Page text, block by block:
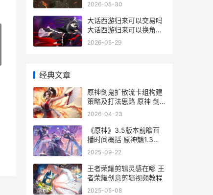
2026-05-30
大话西游归来可以交易吗
大话西游归来可以换角色
吗
2026-05-29
经典文章
原神剑鬼扩散流卡组构建
策略及打法思路 原神 剑
鬼
2026-04-23
《原神》3.5版本前瞻直
播时间概括 原神魈1.3版
本
2025-09-22
王者荣耀剪辑灵感在哪 王
者荣耀创意剪辑视频教程
2025-05-08